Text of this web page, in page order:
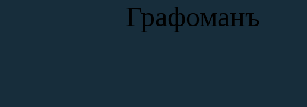
Графоманъ